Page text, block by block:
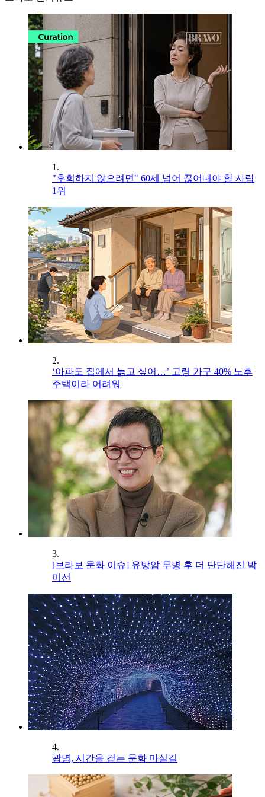
1.
"후회하지 않으려면" 60세 넘어 끊어내야 할 사람
1위
2.
‘아파도 집에서 늙고 싶어…’ 고령 가구 40% 노후
주택이라 어려워
3.
[브라보 문화 이슈] 유방암 투병 후 더 단단해진 박
미선
4.
광명, 시간을 걷는 문화 마실길